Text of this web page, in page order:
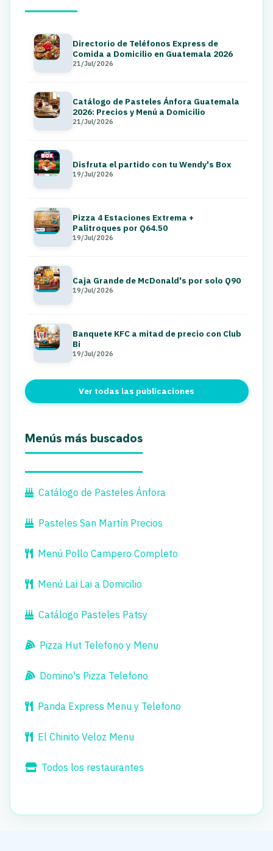
Directorio de Teléfonos Express de
Comida a Domicilio en Guatemala 2026
21/Jul/2026
Catálogo de Pasteles Ánfora Guatemala
2026: Precios y Menú a Domicilio
21/Jul/2026
Disfruta el partido con tu Wendy's Box
19/Jul/2026
Pizza 4 Estaciones Extrema +
Palitroques por Q64.50
19/Jul/2026
Caja Grande de McDonald's por solo Q90
19/Jul/2026
Banquete KFC a mitad de precio con Club
Bi
19/Jul/2026
Ver todas las publicaciones
Menús más buscados
Catálogo de Pasteles Ánfora
Pasteles San Martín Precios
Menú Pollo Campero Completo
Menú Lai Lai a Domicilio
Catálogo Pasteles Patsy
Pizza Hut Telefono y Menu
Domino's Pizza Telefono
Panda Express Menu y Telefono
El Chinito Veloz Menu
Todos los restaurantes